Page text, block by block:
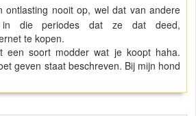
ontlasting nooit op, wel dat van andere
die periodes dat ze dat deed,
te kopen.
een soort modder wat je koopt haha.
geven staat beschreven. Bij mijn hond